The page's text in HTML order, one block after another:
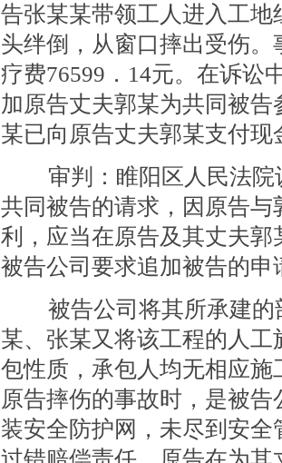
告张某某带领工人进入工
头绊倒，从窗口摔出受伤
疗费76599．14元。在诉讼
加原告丈夫郭某为共同被
某已向原告丈夫郭某支付
审判：睢阳区人民法院
共同被告的请求，因原告
利，应当在原告及其丈夫
被告公司要求追加被告的申
被告公司将其所承建的
某、张某又将该工程的人
包性质，承包人均无相应
原告摔伤的事故时，是被
装安全防护网，未尽到安